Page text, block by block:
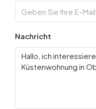
Nachricht